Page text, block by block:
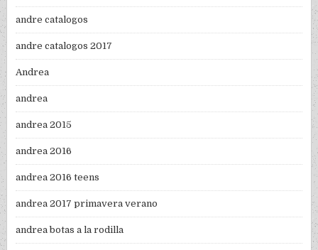
andre catalogos
andre catalogos 2017
Andrea
andrea
andrea 2015
andrea 2016
andrea 2016 teens
andrea 2017 primavera verano
andrea botas a la rodilla